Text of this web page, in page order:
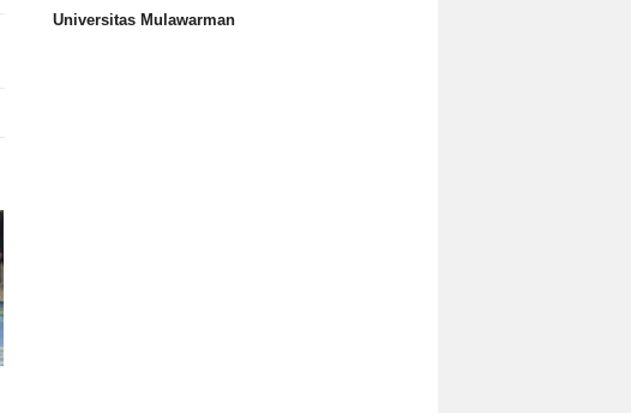
Universitas Mulawarman